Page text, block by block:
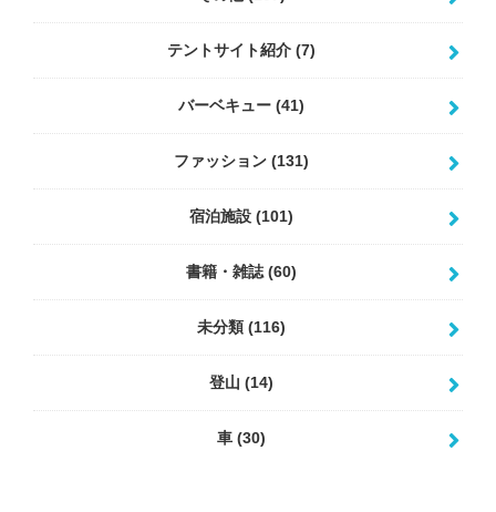
テントサイト紹介 (7)
バーベキュー (41)
ファッション (131)
宿泊施設 (101)
書籍・雑誌 (60)
未分類 (116)
登山 (14)
車 (30)